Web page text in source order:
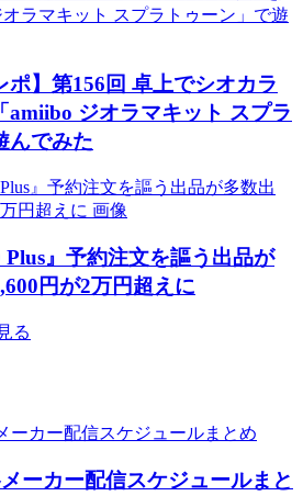
ポ】第156回 卓上でシオカラ
amiibo ジオラマキット スプラ
んでみた
Plus』予約注文を謳う出品が
円が2万円超えに
る
メーカー配信スケジュールまと